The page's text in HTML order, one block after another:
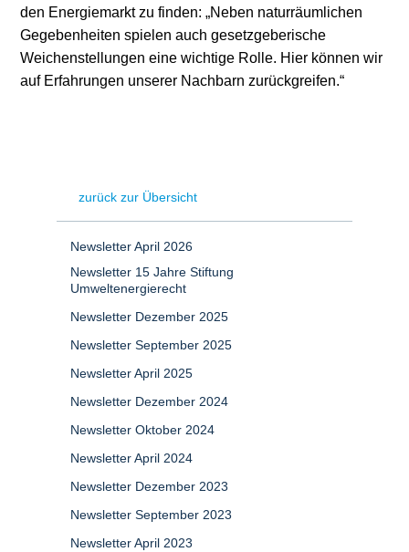
den Energiemarkt zu finden: „Neben naturräumlichen
Gegebenheiten spielen auch gesetzgeberische
Weichenstellungen eine wichtige Rolle. Hier können wir
auf Erfahrungen unserer Nachbarn zurückgreifen.“
zurück zur Übersicht
Newsletter April 2026
Newsletter 15 Jahre Stiftung
Umweltenergierecht
Newsletter Dezember 2025
Newsletter September 2025
Newsletter April 2025
Newsletter Dezember 2024
Newsletter Oktober 2024
Newsletter April 2024
Newsletter Dezember 2023
Newsletter September 2023
Newsletter April 2023